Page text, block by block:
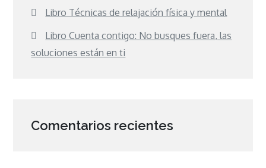
Libro Técnicas de relajación física y mental
Libro Cuenta contigo: No busques fuera, las
soluciones están en ti
Comentarios recientes